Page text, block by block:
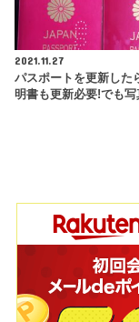
2021.11.27
パスポートを更新した
明書も更新必要!でも写